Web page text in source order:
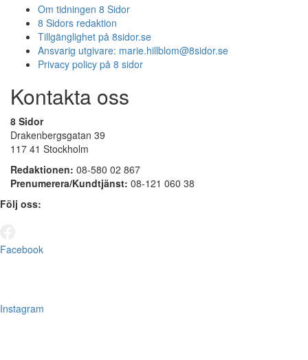
Om tidningen 8 Sidor
8 Sidors redaktion
Tillgänglighet på 8sidor.se
Ansvarig utgivare: marie.hillblom@8sidor.se
Privacy policy på 8 sidor
Kontakta oss
8 Sidor
Drakenbergsgatan 39
117 41 Stockholm
Redaktionen: 08-580 02 867
Prenumerera/Kundtjänst: 08-121 060 38
Följ oss:
Facebook
Instagram